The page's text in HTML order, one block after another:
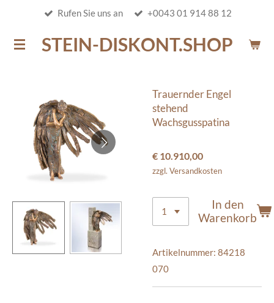
springenSTEIN-DISKONT.SHOP
Rufen Sie uns an +0043 01 914 88 12
Trauernder Engel
stehend
Wachsgusspatina
€ 10.910,00
zzgl. Versandkosten
In den
Warenkorb
Artikelnummer: 84218
070